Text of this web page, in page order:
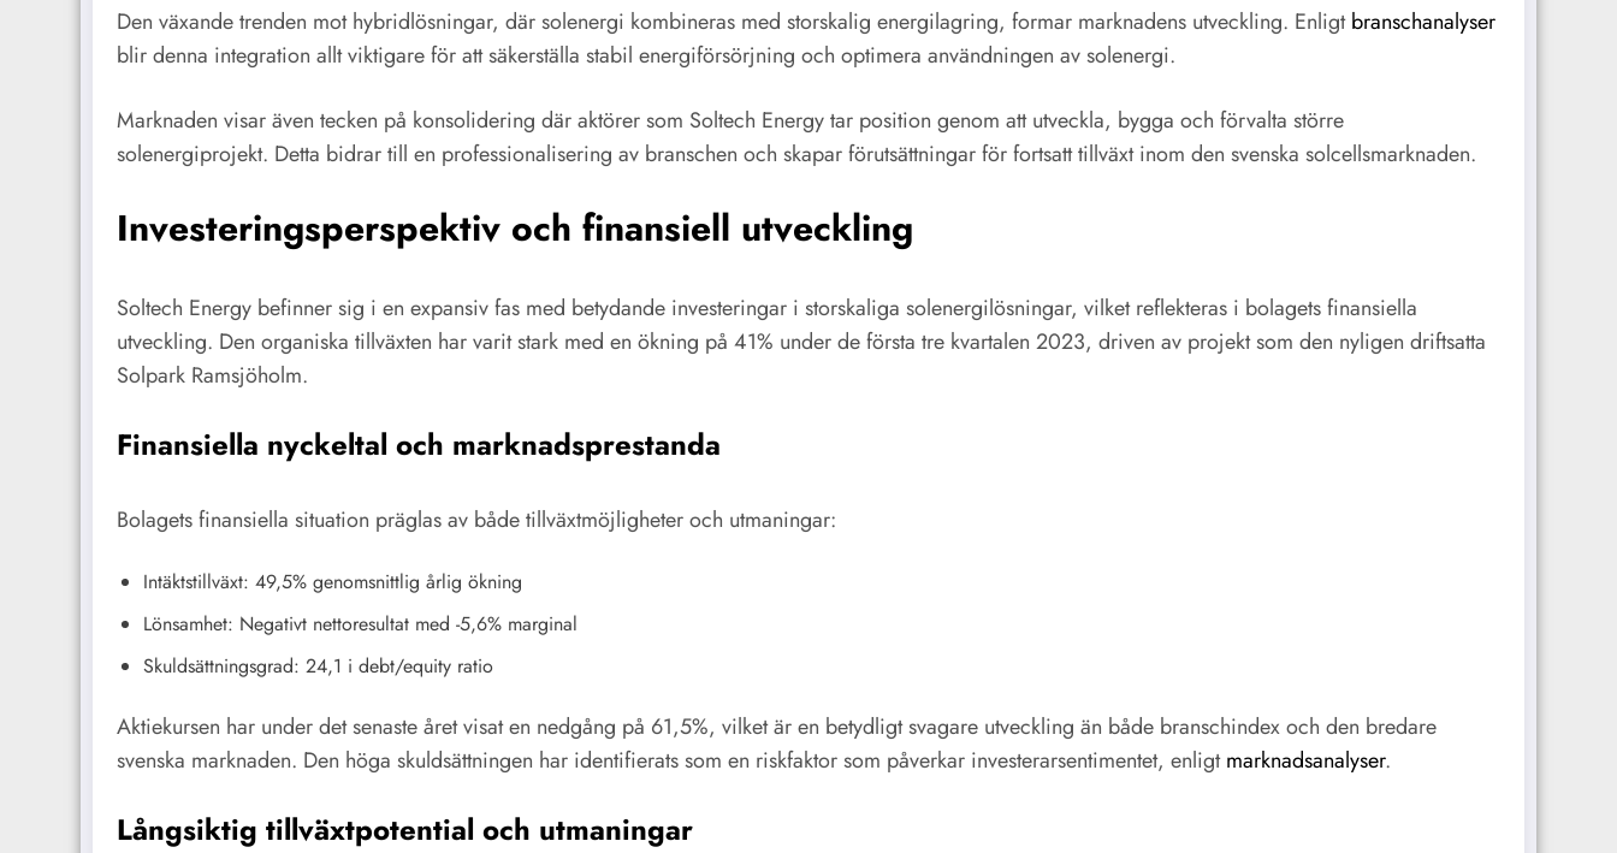
Den växande trenden mot hybridlösningar, där solenergi kombineras med storskalig energilagring, formar marknadens utveckling. Enligtbranschanalyser
blir denna integration allt viktigare för att säkerställa stabil energiförsörjning och optimera användningen av solenergi.
Marknaden visar även tecken på konsolidering där aktörer som Soltech Energy tar position genom att utveckla, bygga och förvalta större
solenergiprojekt. Detta bidrar till en professionalisering av branschen och skapar förutsättningar för fortsatt tillväxt inom den svenska solcellsmarknaden.
Investeringsperspektiv och finansiell utveckling
Soltech Energy befinner sig i en expansiv fas med betydande investeringar i storskaliga solenergilösningar, vilket reflekteras i bolagets finansiella
utveckling. Den organiska tillväxten har varit stark med en ökning på 41% under de första tre kvartalen 2023, driven av projekt som den nyligen driftsatta
Solpark Ramsjöholm.
Finansiella nyckeltal och marknadsprestanda
Bolagets finansiella situation präglas av både tillväxtmöjligheter och utmaningar:
Intäktstillväxt: 49,5% genomsnittlig årlig ökning
Lönsamhet: Negativt nettoresultat med -5,6% marginal
Skuldsättningsgrad: 24,1 i debt/equity ratio
Aktiekursen har under det senaste året visat en nedgång på 61,5%, vilket är en betydligt svagare utveckling än både branschindex och den bredare
svenska marknaden. Den höga skuldsättningen har identifierats som en riskfaktor som påverkar investerarsentimentet, enligtmarknadsanalyser.
Långsiktig tillväxtpotential och utmaningar